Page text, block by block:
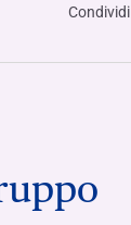
Condividi